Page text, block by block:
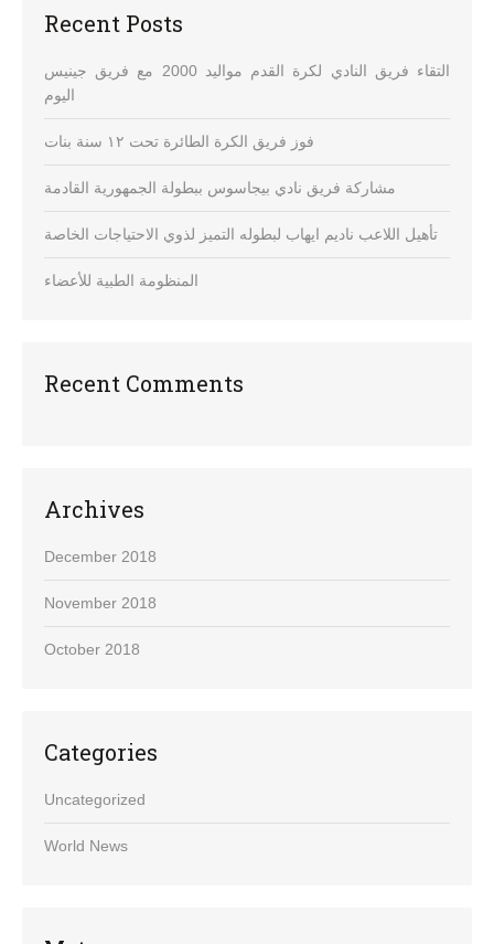
Recent Posts
التقاء فريق النادي لكرة القدم مواليد 2000 مع فريق جينيس
اليوم
فوز فريق الكرة الطائرة تحت ١٢ سنة بنات
مشاركة فريق نادي بيجاسوس ببطولة الجمهورية القادمة
تأهيل اللاعب ناديم ايهاب لبطوله التميز لذوي الاحتياجات الخاصة
المنظومة الطبية للأعضاء
Recent Comments
Archives
December 2018
November 2018
October 2018
Categories
Uncategorized
World News